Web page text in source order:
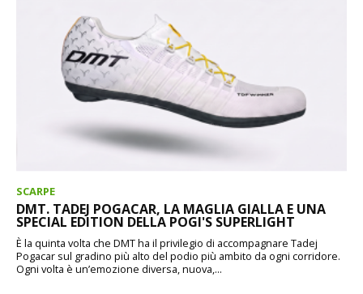
SCARPE
DMT. TADEJ POGACAR, LA MAGLIA GIALLA E UNA
SPECIAL EDITION DELLA POGI'S SUPERLIGHT
È la quinta volta che DMT ha il privilegio di accompagnare Tadej
Pogacar sul gradino più alto del podio più ambito da ogni corridore.
Ogni volta è un’emozione diversa, nuova,...